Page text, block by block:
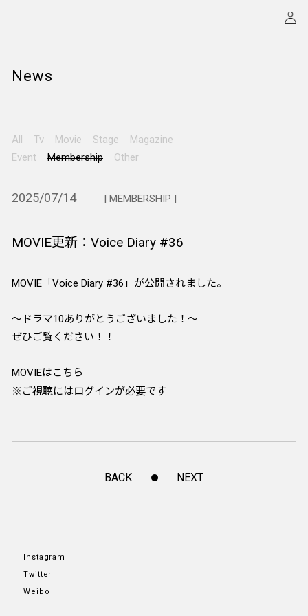
News
All Tv Movie Stage
Magazine
Event
Membership Other
2025/07/14 | MEMBERSHIP |
MOVIE更新：Voice Diary #36
MOVIE「Voice Diary #36」が公開されました。
～ドラマ10ありがとうございました！～
ぜひご覧ください！！
MOVIEはこちら
※ご視聴にはログインが必要です
BACK NEXT
Instagram
Twitter
Weibo